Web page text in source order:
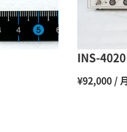
INS-
¥92,000 / 月